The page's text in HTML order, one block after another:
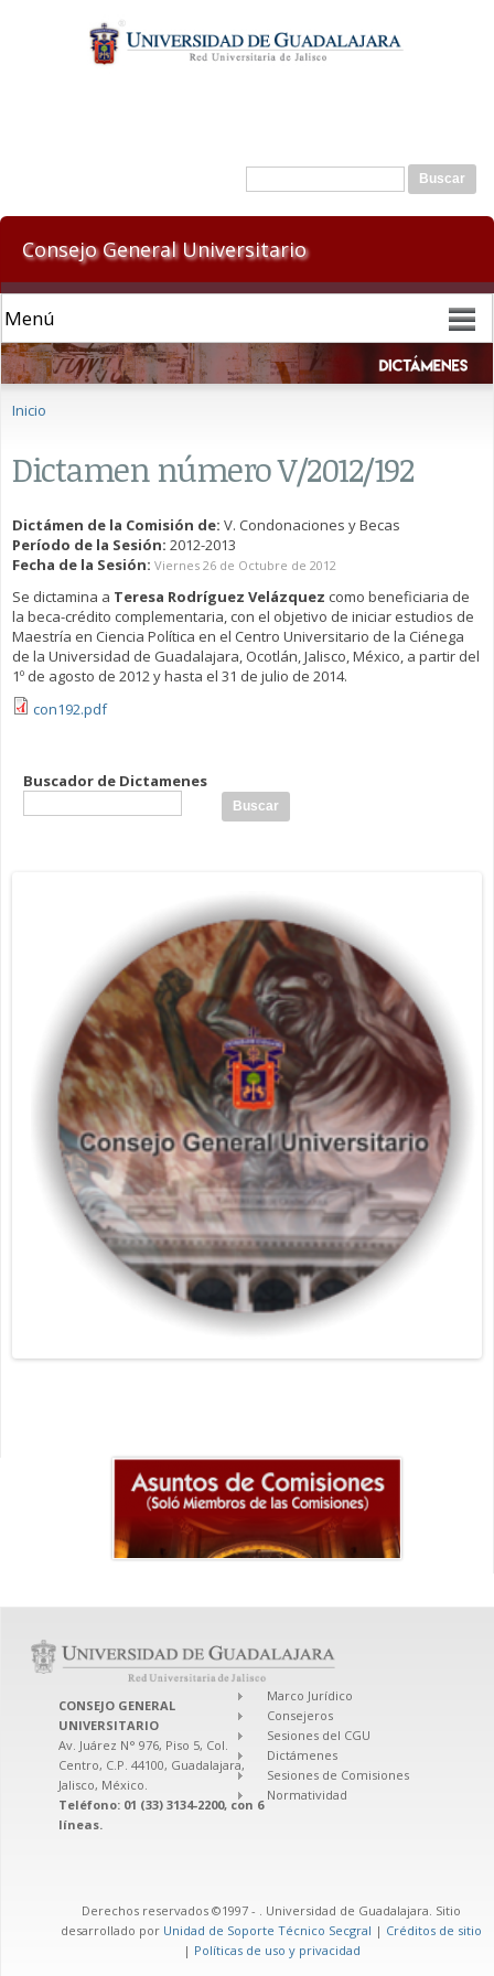
contenido
principal
Formulario de búsqueda
Buscar
Consejo General Universitario
Inicio
Dictamen número V/2012/192
Dictámen de la Comisión de: V. Condonaciones y Becas
Período de la Sesión: 2012-2013
Fecha de la Sesión: Viernes 26 de Octubre de 2012
Se dictamina a Teresa Rodríguez Velázquez como beneficiaria de
la beca-crédito complementaria, con el objetivo de iniciar estudios de
Maestría en Ciencia Política en el Centro Universitario de la Ciénega
de la Universidad de Guadalajara, Ocotlán, Jalisco, México, a partir del
1º de agosto de 2012 y hasta el 31 de julio de 2014.
con192.pdf
Buscador de Dictamenes
CONSEJO GENERAL
UNIVERSITARIO
Av. Juárez N° 976, Piso 5, Col.
Centro, C.P. 44100, Guadalajara,
Jalisco, México.
Teléfono: 01 (33) 3134-2200, con 6
líneas.
Marco Jurídico
Consejeros
Sesiones del CGU
Dictámenes
Sesiones de Comisiones
Normatividad
Derechos reservados ©1997 -
. Universidad de Guadalajara. Sitio
desarrollado por Unidad de Soporte Técnico Secgral | Créditos de sitio
| Políticas de uso y privacidad